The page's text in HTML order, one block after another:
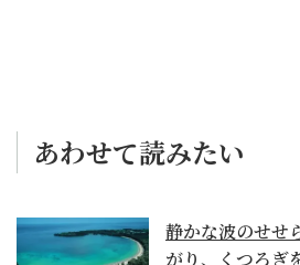
あわせて読みたい
静かな波のせせ
がり、くつろぎ